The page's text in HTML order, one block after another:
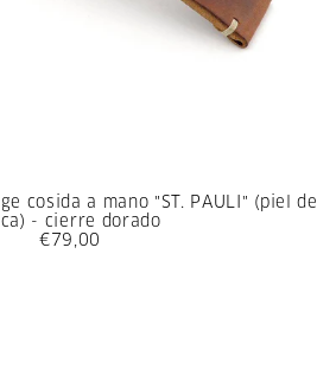
cosida a mano "ST. PAULI" (piel de
- cierre dorado
€79,00